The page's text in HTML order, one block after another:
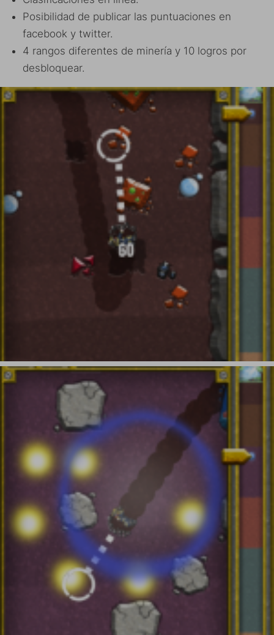
Posibilidad de publicar las puntuaciones en
facebook y twitter.
4 rangos diferentes de minería y 10 logros por
desbloquear.